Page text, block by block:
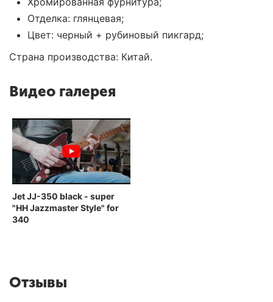
Отделка: глянцевая;
Цвет: черный + рубиновый пикгард;
Страна производства: Китай.
Видео галерея
Jet JJ-350 black - super
"HH Jazzmaster Style" for
340
Отзывы